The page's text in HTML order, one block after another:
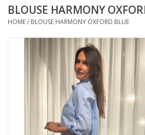
BLOUSE HARMONY
HOME/ BLOUSE HARMONY OXFORD BLUE